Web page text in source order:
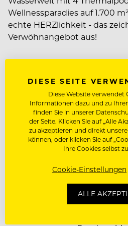
Wellnessparadies auf 1.700
echte HERZlichkeit - das
Verwöhnangebot aus!
mehr“ wirken im Bismarck 2
Verwöhnteam mit HERZ &
Mitarbeitern mit. Wir heißen
Verwöhnhotel - wir l(i)eben
ganzem Herzen.
2024 ist unser
ausgezeichnet worden. Bei
Halbpension eine neue
JOBDETAILS
Dienstort:
Hofgastein,
Bis zu EUR
DIESE SEITE
Diese Website verwendet
Informationen dazu und zu
finden Sie in unserer
der Seite. Klicken Sie auf „Alle
zu akzeptieren und direkt
können, oder klicken Sie auf
Ihre Cookies selbst
Cookie-Einstellungen
ALLE